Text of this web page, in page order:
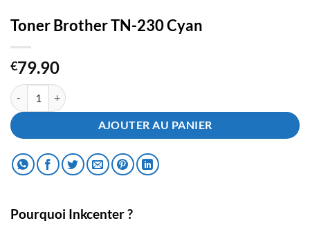
Toner Brother TN-230 Cyan
€79.90
quantité de Toner Brother TN-230 Cyan
AJOUTER AU PANIER
Pourquoi Inkcenter ?